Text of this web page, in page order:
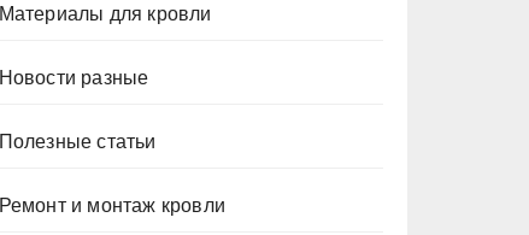
Материалы для кровли
Новости разные
Полезные статьи
Ремонт и монтаж кровли